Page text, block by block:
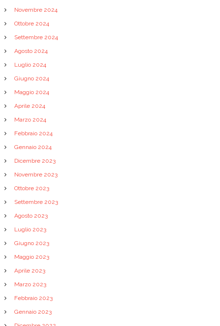
Novembre 2024
Ottobre 2024
Settembre 2024
Agosto 2024
Luglio 2024
Giugno 2024
Maggio 2024
Aprile 2024
Marzo 2024
Febbraio 2024
Gennaio 2024
Dicembre 2023
Novembre 2023
Ottobre 2023
Settembre 2023
Agosto 2023
Luglio 2023
Giugno 2023
Maggio 2023
Aprile 2023
Marzo 2023
Febbraio 2023
Gennaio 2023